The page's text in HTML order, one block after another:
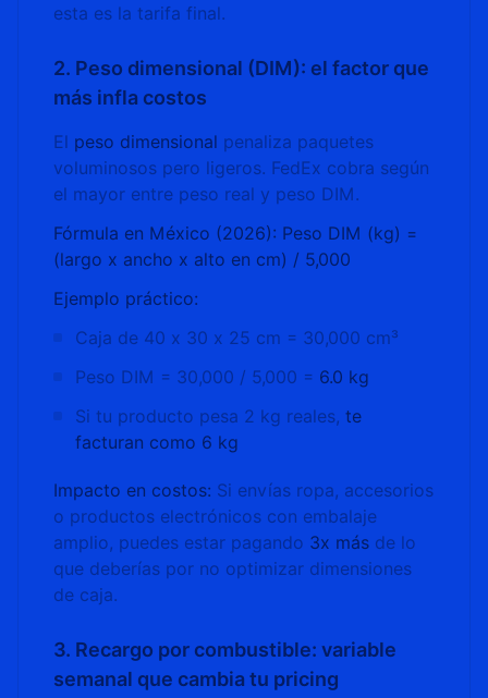
esta es la tarifa final.
2. Peso dimensional (DIM): el factor que
más infla costos
El peso dimensional penaliza paquetes
voluminosos pero ligeros. FedEx cobra según
el mayor entre peso real y peso DIM.
Fórmula en México (2026): Peso DIM (kg) =
(largo x ancho x alto en cm) / 5,000
Ejemplo práctico:
Caja de 40 x 30 x 25 cm = 30,000 cm³
Peso DIM = 30,000 / 5,000 = 6.0 kg
Si tu producto pesa 2 kg reales, te
facturan como 6 kg
Impacto en costos: Si envías ropa, accesorios
o productos electrónicos con embalaje
amplio, puedes estar pagando 3x más de lo
que deberías por no optimizar dimensiones
de caja.
3. Recargo por combustible: variable
semanal que cambia tu pricing